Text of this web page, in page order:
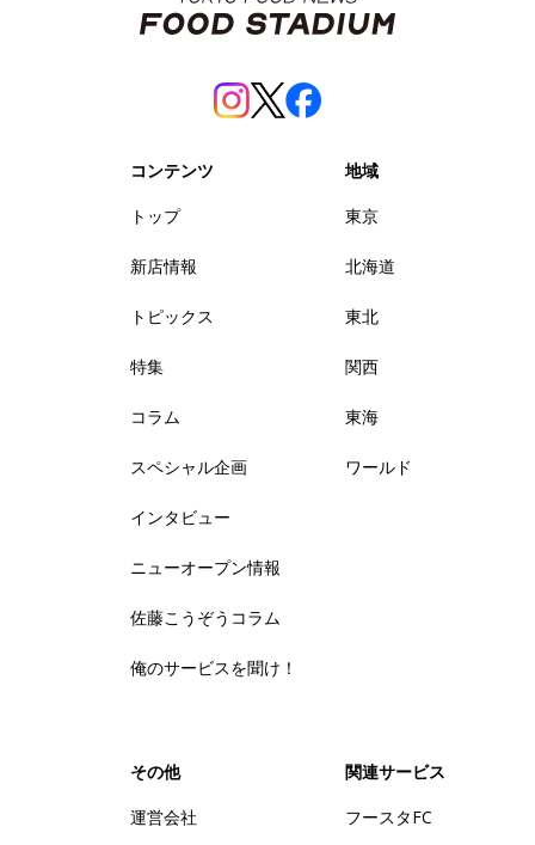
コンテンツ
トップ
新店情報
トピックス
特集
コラム
スペシャル企画
インタビュー
ニューオープン情報
佐藤こうぞうコラム
俺のサービスを聞け！
地域
東京
北海道
東北
関西
東海
ワールド
その他
運営会社
関連サービス
フースタFC